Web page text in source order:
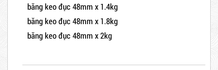
băng keo đục 48mm x 1.4kg
băng keo đục 48mm x 1.8kg
băng keo đục 48mm x 2kg